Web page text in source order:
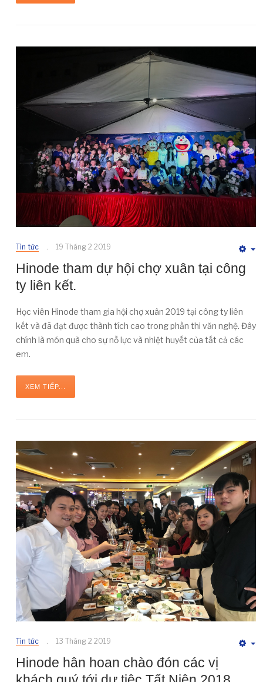
Tin tức 19 Tháng 2 2019
Hinode tham dự hội chợ xuân tại công
ty liên kết.
Học viên Hinode tham gia hội chợ xuân 2019 tại công ty liên
kết và đã đạt được thành tích cao trong phần thi văn nghệ. Đây
chính là món quà cho sự nỗ lực và nhiệt huyết của tất cả các
em.
XEM TIẾP...
Tin tức 13 Tháng 2 2019
Hinode hân hoan chào đón các vị